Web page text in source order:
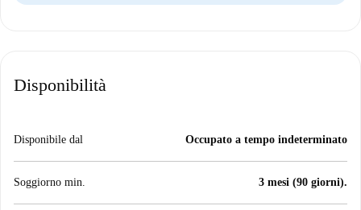
Disponibilità
Disponibile dal Occupato a tempo indeterminato
Soggiorno min. 3 mesi (90 giorni).